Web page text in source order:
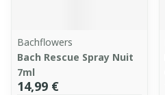
Bachflowers
Bach Rescue Spray Nuit
7ml
14,99 €